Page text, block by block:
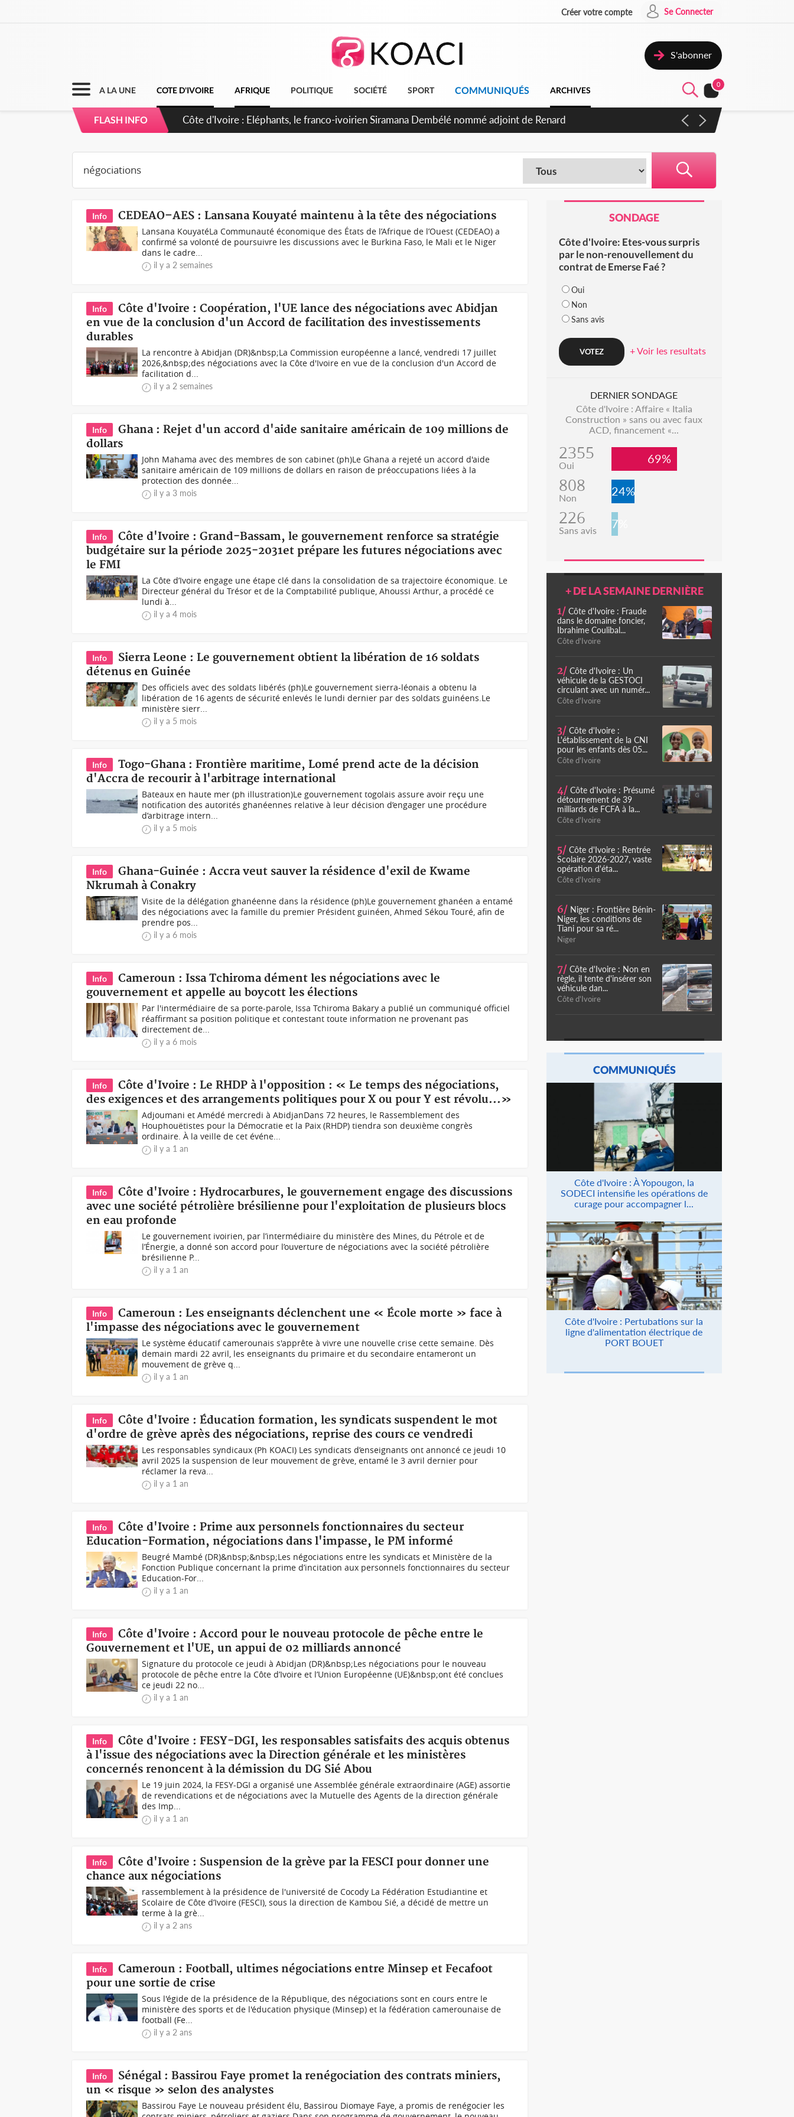
Créer votre compte Se Connecter
S'abonner
A LA UNE COTE D'IVOIRE AFRIQUE POLITIQUE SOCIÉTÉ SPORT COMMUNIQUÉS ARCHIVES
0
FLASH INFO Cameroun : 5 combattants séparatistes neutralisés, le Mindef dément les rumeurs d'exactions des civils
Info CEDEAO–AES : Lansana Kouyaté maintenu à la tête des négociations
Lansana KouyatéLa Communauté économique des États de l’Afrique de l’Ouest (CEDEAO) a
confirmé sa volonté de poursuivre les discussions avec le Burkina Faso, le Mali et le Niger
dans le cadre...
il y a 2 semaines
Info
Côte d'Ivoire : Coopération, l'UE lance des négociations avec Abidjan
en vue de la conclusion d'un Accord de facilitation des investissements
durables
La rencontre à Abidjan (DR)&nbsp;La Commission européenne a lancé, vendredi 17 juillet
2026,&nbsp;des négociations avec la Côte d'Ivoire en vue de la conclusion d'un Accord de
facilitation d...
il y a 2 semaines
Info
Ghana : Rejet d'un accord d'aide sanitaire américain de 109 millions de
dollars
John Mahama avec des membres de son cabinet (ph)Le Ghana a rejeté un accord d'aide
sanitaire américain de 109 millions de dollars en raison de préoccupations liées à la
protection des donnée...
il y a 3 mois
Info
Côte d'Ivoire : Grand-Bassam, le gouvernement renforce sa stratégie
budgétaire sur la période 2025-2031et prépare les futures négociations avec
le FMI
La Côte d’Ivoire engage une étape clé dans la consolidation de sa trajectoire économique. Le
Directeur général du Trésor et de la Comptabilité publique, Ahoussi Arthur, a procédé ce
lundi à...
il y a 4 mois
Info
Sierra Leone : Le gouvernement obtient la libération de 16 soldats
détenus en Guinée
Des officiels avec des soldats libérés (ph)Le gouvernement sierra-léonais a obtenu la
libération de 16 agents de sécurité enlevés le lundi dernier par des soldats guinéens.Le
ministère sierr...
il y a 5 mois
Info
Togo-Ghana : Frontière maritime, Lomé prend acte de la décision
d'Accra de recourir à l'arbitrage international
Bateaux en haute mer (ph illustration)Le gouvernement togolais assure avoir reçu une
notification des autorités ghanéennes relative à leur décision d’engager une procédure
d’arbitrage intern...
il y a 5 mois
Info
Ghana-Guinée : Accra veut sauver la résidence d'exil de Kwame
Nkrumah à Conakry
Visite de la délégation ghanéenne dans la résidence (ph)Le gouvernement ghanéen a entamé
des négociations avec la famille du premier Président guinéen, Ahmed Sékou Touré, afin de
prendre pos...
il y a 6 mois
Info
Cameroun : Issa Tchiroma dément les négociations avec le
gouvernement et appelle au boycott les élections
Par l'intermédiaire de sa porte-parole, Issa Tchiroma Bakary a publié un communiqué officiel
réaffirmant sa position politique et contestant toute information ne provenant pas
directement de...
il y a 6 mois
Info
Côte d'Ivoire : Le RHDP à l'opposition : « Le temps des négociations,
des exigences et des arrangements politiques pour X ou pour Y est révolu...»
Adjoumani et Amédé mercredi à AbidjanDans 72 heures, le Rassemblement des
Houphouëtistes pour la Démocratie et la Paix (RHDP) tiendra son deuxième congrès
ordinaire. À la veille de cet événe...
il y a 1 an
Info
Côte d'Ivoire : Hydrocarbures, le gouvernement engage des discussions
avec une société pétrolière brésilienne pour l'exploitation de plusieurs blocs
en eau profonde
Le gouvernement ivoirien, par l’intermédiaire du ministère des Mines, du Pétrole et de
l’Énergie, a donné son accord pour l’ouverture de négociations avec la société pétrolière
brésilienne P...
il y a 1 an
Info
Cameroun : Les enseignants déclenchent une « École morte » face à
l'impasse des négociations avec le gouvernement
Le système éducatif camerounais s'apprête à vivre une nouvelle crise cette semaine. Dès
demain mardi 22 avril, les enseignants du primaire et du secondaire entameront un
mouvement de grève q...
il y a 1 an
Info
Côte d'Ivoire : Éducation formation, les syndicats suspendent le mot
d'ordre de grève après des négociations, reprise des cours ce vendredi
Les responsables syndicaux (Ph KOACI) Les syndicats d’enseignants ont annoncé ce jeudi 10
avril 2025 la suspension de leur mouvement de grève, entamé le 3 avril dernier pour
réclamer la reva...
il y a 1 an
Info
Côte d'Ivoire : Prime aux personnels fonctionnaires du secteur
Education-Formation, négociations dans l'impasse, le PM informé
Beugré Mambé (DR)&nbsp;&nbsp;Les négociations entre les syndicats et Ministère de la
Fonction Publique concernant la prime d’incitation aux personnels fonctionnaires du secteur
Education-For...
il y a 1 an
Info
Côte d'Ivoire : Accord pour le nouveau protocole de pêche entre le
Gouvernement et l'UE, un appui de 02 milliards annoncé
Signature du protocole ce jeudi à Abidjan (DR)&nbsp;Les négociations pour le nouveau
protocole de pêche entre la Côte d’Ivoire et l’Union Européenne (UE)&nbsp;ont été conclues
ce jeudi 22 no...
il y a 1 an
Info
Côte d'Ivoire : FESY-DGI, les responsables satisfaits des acquis obtenus
à l'issue des négociations avec la Direction générale et les ministères
concernés renoncent à la démission du DG Sié Abou
Le 19 juin 2024, la FESY-DGI a organisé une Assemblée générale extraordinaire (AGE) assortie
de revendications et de négociations avec la Mutuelle des Agents de la direction générale
des Imp...
il y a 1 an
Info
Côte d'Ivoire : Suspension de la grève par la FESCI pour donner une
chance aux négociations
rassemblement à la présidence de l'université de Cocody La Fédération Estudiantine et
Scolaire de Côte d’Ivoire (FESCI), sous la direction de Kambou Sié, a décidé de mettre un
terme à la grè...
il y a 2 ans
Info
Cameroun : Football, ultimes négociations entre Minsep et Fecafoot
pour une sortie de crise
Sous l'égide de la présidence de la République, des négociations sont en cours entre le
ministère des sports et de l'éducation physique (Minsep) et la fédération camerounaise de
football (Fe...
il y a 2 ans
Info
Sénégal : Bassirou Faye promet la renégociation des contrats miniers,
un « risque » selon des analystes
Bassirou Faye Le nouveau président élu, Bassirou Diomaye Faye, a promis de renégocier les
SONDAGE
Côte d'Ivoire: Etes-vous surpris
par le non-renouvellement du
contrat de Emerse Faé ?
Oui
Non
Sans avis
+ Voir les resultats
DERNIER SONDAGE
Côte d'Ivoire : Affaire « Italia
Construction » sans ou avec faux
ACD, financement «...
2355
Oui 69%
808
Non 24%
226
Sans avis 7%
+ DE LA SEMAINE DERNIÈRE
1/ Côte d'Ivoire : Fraude
dans le domaine foncier,
Ibrahime Coulibal...
Côte d'Ivoire
2/ Côte d'Ivoire : Un
véhicule de la GESTOCI
circulant avec un numér...
Côte d'Ivoire
3/ Côte d'Ivoire :
L'établissement de la CNI
pour les enfants dès 05...
Côte d'Ivoire
4/ Côte d'Ivoire : Présumé
détournement de 39
milliards de FCFA à la...
Côte d'Ivoire
5/ Côte d'Ivoire : Rentrée
Scolaire 2026-2027, vaste
opération d'éta...
Côte d'Ivoire
6/ Niger : Frontière Bénin-
Niger, les conditions de
Tiani pour sa ré...
Niger
7/ Côte d'Ivoire : Non en
règle, il tente d'insérer son
véhicule dan...
Côte d'Ivoire
COMMUNIQUÉS
Côte d'Ivoire : À Yopougon, la
SODECI intensifie les opérations de
curage pour accompagner l...
Côte d'Ivoire : Pertubations sur la
ligne d'alimentation électrique de
PORT BOUET